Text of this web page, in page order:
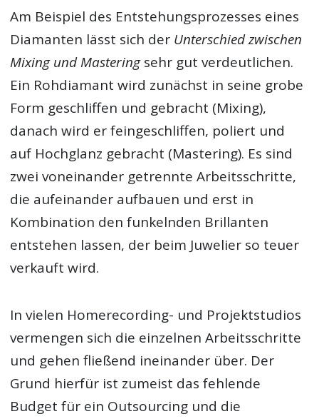
Am Beispiel des Entstehungsprozesses eines
Diamanten lässt sich der Unterschied zwischen
Mixing und Masteringsehr gut verdeutlichen.
Ein Rohdiamant wird zunächst in seine grobe
Form geschliffen und gebracht (Mixing),
danach wird er feingeschliffen, poliert und
auf Hochglanz gebracht (Mastering). Es sind
zwei voneinander getrennte Arbeitsschritte,
die aufeinander aufbauen und erst in
Kombination den funkelnden Brillanten
entstehen lassen, der beim Juwelier so teuer
verkauft wird.
In vielen Homerecording- und Projektstudios
vermengen sich die einzelnen Arbeitsschritte
und gehen fließend ineinander über. Der
Grund hierfür ist zumeist das fehlende
Budget für ein Outsourcing und die